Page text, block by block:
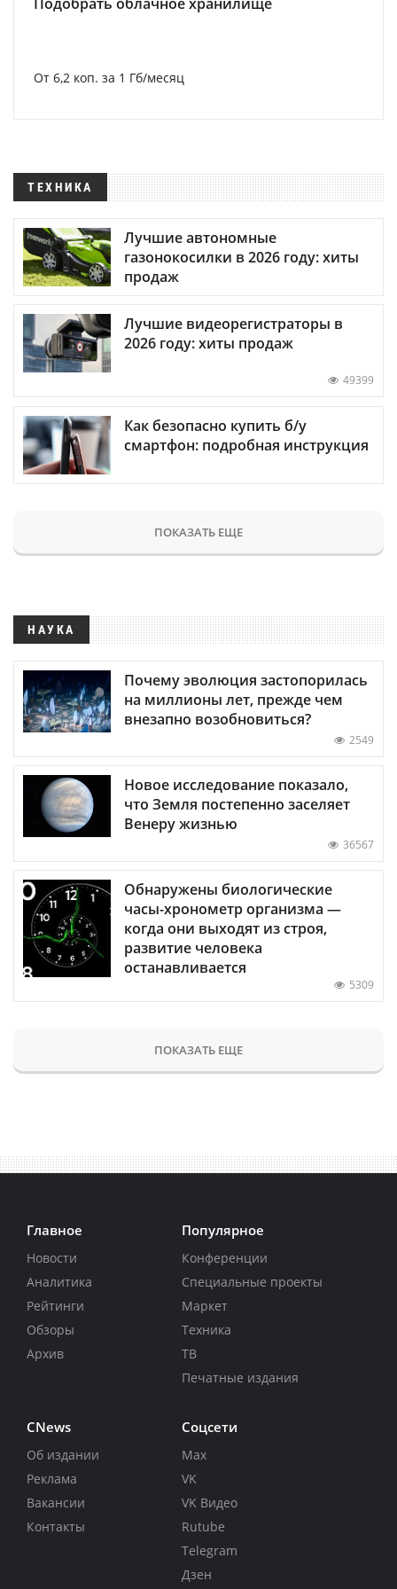
От 6,2 коп. за 1 Гб/месяц
ТЕХНИКА
Лучшие автономные
газонокосилки в 2026 году: хиты
продаж
Лучшие видеорегистраторы в
2026 году: хиты продаж
49399
Как безопасно купить б/у
смартфон: подробная инструкция
ПОКАЗАТЬ ЕЩЕ
НАУКА
Почему эволюция застопорилась
на миллионы лет, прежде чем
внезапно возобновиться?
2549
Новое исследование показало,
что Земля постепенно заселяет
Венеру жизнью
36567
Обнаружены биологические
часы-хронометр организма —
когда они выходят из строя,
развитие человека
останавливается
5309
ПОКАЗАТЬ ЕЩЕ
Главное
Новости
Аналитика
Рейтинги
Обзоры
Архив
Популярное
Конференции
Специальные проекты
Маркет
Техника
ТВ
Печатные издания
CNews
Об издании
Реклама
Вакансии
Контакты
Соцсети
Max
VK
VK Видео
Rutube
Telegram
Дзен